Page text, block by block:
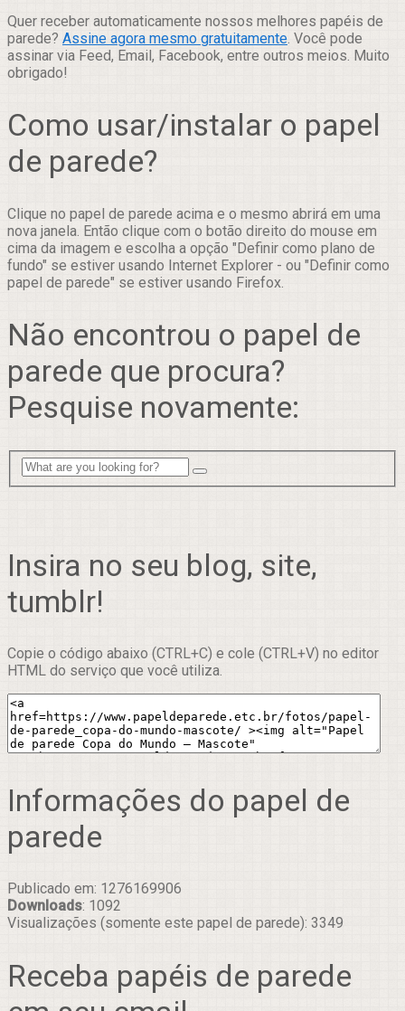
Quer receber automaticamente nossos melhores papéis de
parede? Assine agora mesmo gratuitamente. Você pode
assinar via Feed, Email, Facebook, entre outros meios. Muito
obrigado!
Como usar/instalar o papel
de parede?
Clique no papel de parede acima e o mesmo abrirá em uma
nova janela. Então clique com o botão direito do mouse em
cima da imagem e escolha a opção "Definir como plano de
fundo" se estiver usando Internet Explorer - ou "Definir como
papel de parede" se estiver usando Firefox.
Não encontrou o papel de
parede que procura?
Pesquise novamente:
Insira no seu blog, site,
tumblr!
Copie o código abaixo (CTRL+C) e cole (CTRL+V) no editor
HTML do serviço que você utiliza.
Informações do papel de
parede
Publicado em: 1276169906
Downloads: 1092
Visualizações (somente este papel de parede): 3349
Receba papéis de parede